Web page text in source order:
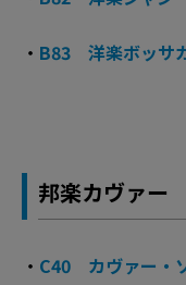
・ B83 洋楽ボッサ
邦楽カヴァー
・ C40 カヴァー・